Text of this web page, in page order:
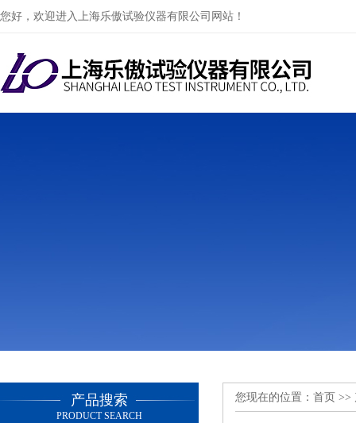
您好，欢迎进入上海乐傲试验仪器有限公司网站！
产品搜索
PRODUCT SEARCH
您现在的位置： 首页 >>